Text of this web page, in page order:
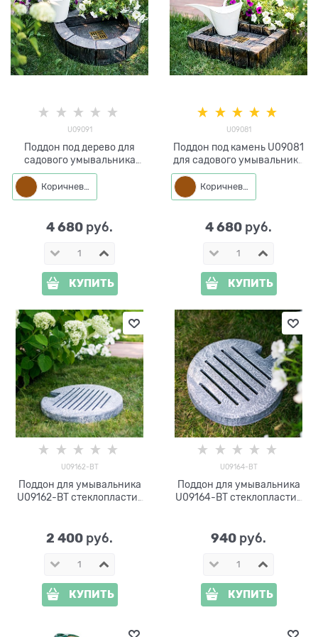
U09091
Поддон под дерево для
садового умывальника
U09091 Хитсад
Коричневый
4 680 руб.
КУПИТЬ
U09081
Поддон под камень U09081
для садового умывальника
Хитсад
Коричневый
4 680 руб.
КУПИТЬ
U09162-ВТ
Поддон для умывальника
U09162-ВТ стеклопластик
2 400 руб.
КУПИТЬ
U09164-BT
Поддон для умывальника
U09164-ВТ стеклопластик
940 руб.
КУПИТЬ